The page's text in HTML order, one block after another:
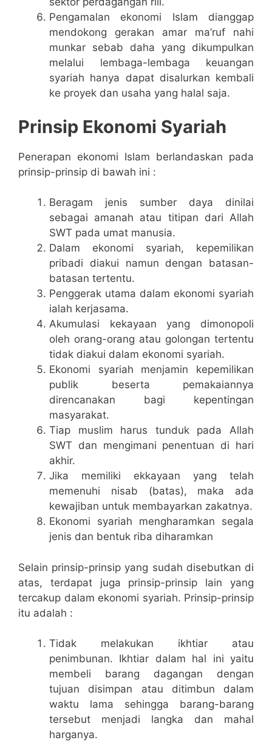
Pengamalan ekonomi Islam dianggap
mendokong gerakan amar ma’ruf nahi
munkar sebab daha yang dikumpulkan
melalui lembaga-lembaga keuangan
syariah hanya dapat disalurkan kembali
ke proyek dan usaha yang halal saja.
Prinsip Ekonomi Syariah
Penerapan ekonomi Islam berlandaskan pada
prinsip-prinsip di bawah ini :
Beragam jenis sumber daya dinilai
sebagai amanah atau titipan dari Allah
SWT pada umat manusia.
Dalam ekonomi syariah, kepemilikan
pribadi diakui namun dengan batasan-
batasan tertentu.
Penggerak utama dalam ekonomi syariah
ialah kerjasama.
Akumulasi kekayaan yang dimonopoli
oleh orang-orang atau golongan tertentu
tidak diakui dalam ekonomi syariah.
Ekonomi syariah menjamin kepemilikan
publik beserta pemakaiannya
direncanakan bagi kepentingan
masyarakat.
Tiap muslim harus tunduk pada Allah
SWT dan mengimani penentuan di hari
akhir.
Jika memiliki ekkayaan yang telah
memenuhi nisab (batas), maka ada
kewajiban untuk membayarkan zakatnya.
Ekonomi syariah mengharamkan segala
jenis dan bentuk riba diharamkan
Selain prinsip-prinsip yang sudah disebutkan di
atas, terdapat juga prinsip-prinsip lain yang
tercakup dalam ekonomi syariah. Prinsip-prinsip
itu adalah :
Tidak melakukan ikhtiar atau
penimbunan. Ikhtiar dalam hal ini yaitu
membeli barang dagangan dengan
tujuan disimpan atau ditimbun dalam
waktu lama sehingga barang-barang
tersebut menjadi langka dan mahal
harganya.